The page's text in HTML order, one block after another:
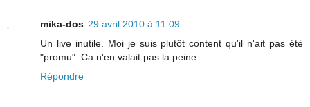
mika-dos 29 avril 2010 à 11:09
Un live inutile. Moi je suis plutôt content qu'il n'ait pas été
"promu". Ca n'en valait pas la peine.
Répondre